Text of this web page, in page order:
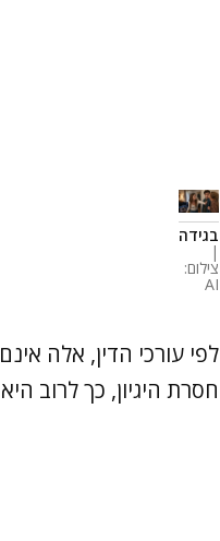
בגידה
|
צילום:
AI
לפי עורכי הדין, אלה
חסרת היגיון, כך לרוב